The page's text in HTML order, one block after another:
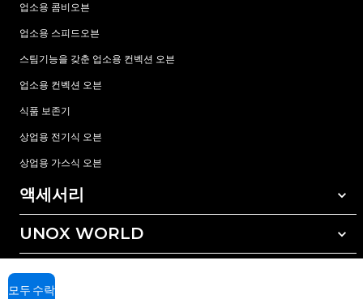
업소용 콤비오븐
업소용 스피드오븐
스팀기능을 갖춘 업소용 컨벡션 오븐
업소용 컨벡션 오븐
식품 보존기
상업용 전기식 오븐
상업용 가스식 오븐
액세서리
모든 액세서리
자동세척 세정제
수동세척 세정제
UNOX WORLD
전세계 지사
서비스
모두 수락